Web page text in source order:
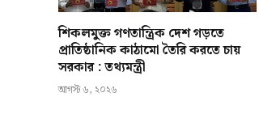
শিকলমুক্ত গণতান্ত্রিক দেশ গড়তে
প্রাতিষ্ঠানিক কাঠামো তৈরি করতে চায়
সরকার : তথ্যমন্ত্রী
আগস্ট ৬, ২০২৬